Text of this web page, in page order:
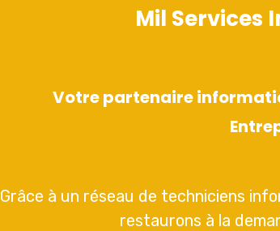
Mil Services
Votre partenaire
Grâce à un réseau de techniciens
restaurons à la